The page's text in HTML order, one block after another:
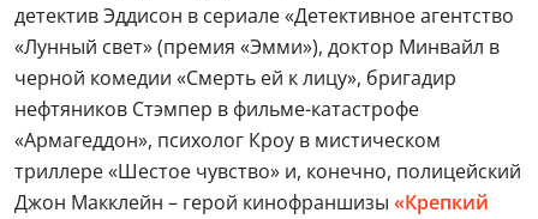
детектив Эддисон в сериале «Детективное агентство
«Лунный свет» (премия «Эмми»), доктор Минвайл в
черной комедии «Смерть ей к лицу», бригадир
нефтяников Стэмпер в фильме-катастрофе
«Армагеддон», психолог Кроу в мистическом
триллере «Шестое чувство» и, конечно, полицейский
Джон Макклейн – герой кинофраншизы «Крепкий